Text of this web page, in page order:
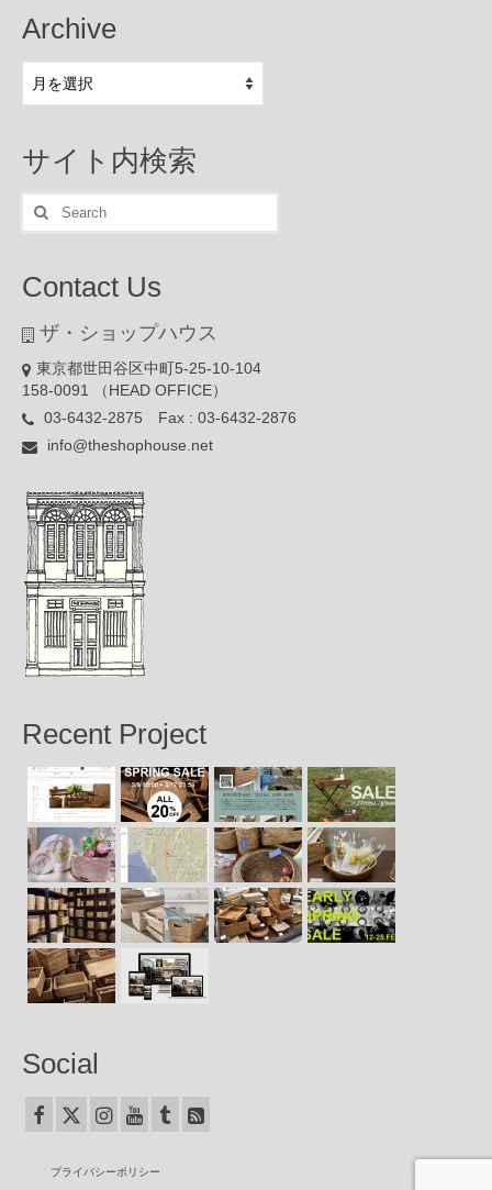
Archive
Archive
サイト内検索
Search
for:
Contact Us
ザ・ショップハウス
東京都世田谷区中町5-25-10-104
158-0091 （HEAD OFFICE）
03-6432-2875 Fax : 03-6432-2876
info@theshophouse.net
Recent Project
Social
プライバシーポリシー